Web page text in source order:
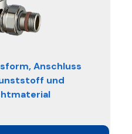
Anschluss
und